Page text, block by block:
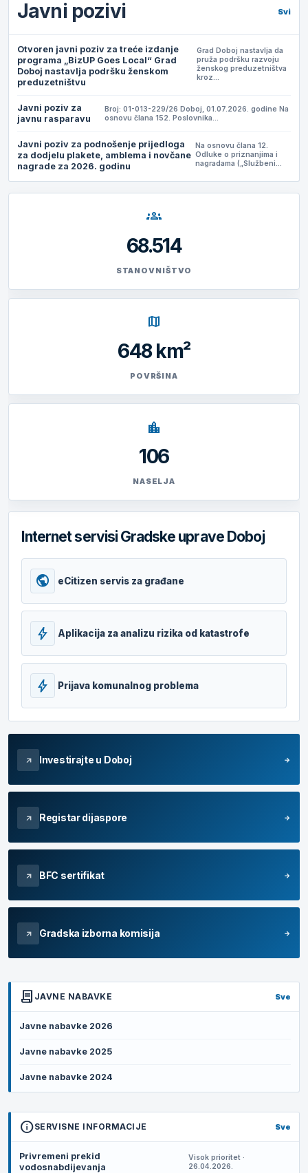
Javni pozivi Svi
Otvoren javni poziv za treće izdanje
programa „BizUP Goes Local“ Grad
Doboj nastavlja podršku ženskom
preduzetništvu
Grad Doboj nastavlja da
pruža podršku razvoju
ženskog preduzetništva
kroz…
Javni poziv za
javnu rasparavu
Broj: 01-013-229/26 Doboj, 01.07.2026. godine Na
osnovu člana 152. Poslovnika…
Javni poziv za podnošenje prijedloga
za dodjelu plakete, amblema i novčane
nagrade za 2026. godinu
Na osnovu člana 12.
Odluke o priznanjima i
nagradama („Službeni…
groups
68.514
STANOVNIŠTVO
map
648 km²
POVRŠINA
location_city
106
NASELJA
Internet servisi Gradske uprave Doboj
public eCitizen servis za građane
bolt Aplikacija za analizu rizika od katastrofe
bolt Prijava komunalnog problema
arrow_outward Investirajte u Doboj arrow_forward
arrow_outward Registar dijaspore arrow_forward
arrow_outward BFC sertifikat arrow_forward
arrow_outward Gradska izborna komisija arrow_forward
contract JAVNE NABAVKE Sve
Javne nabavke 2026
Javne nabavke 2025
Javne nabavke 2024
infoSERVISNE INFORMACIJE Sve
Privremeni prekid
vodosnabdijevanja
Visok prioritet ·
26.04.2026.